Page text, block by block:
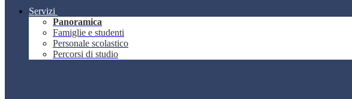
Servizi
Panoramica
Famiglie e studenti
Personale scolastico
Percorsi di studio